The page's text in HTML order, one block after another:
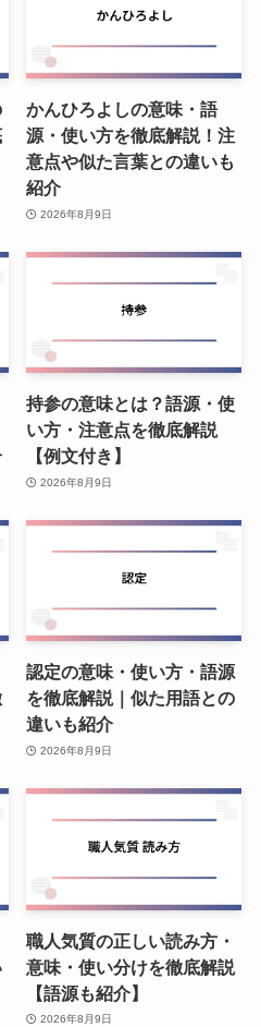
かんひろよしの意味・語
源・使い方を徹底解説！注
意点や似た言葉との違いも
紹介
2026年8月9日
持参の意味とは？語源・使
い方・注意点を徹底解説
【例文付き】
2026年8月9日
認定の意味・使い方・語源
を徹底解説｜似た用語との
違いも紹介
2026年8月9日
職人気質の正しい読み方・
意味・使い分けを徹底解説
【語源も紹介】
2026年8月9日